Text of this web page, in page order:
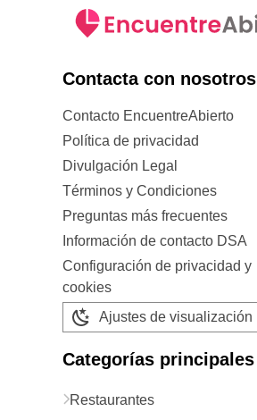
Contacta con nosotros
Contacto EncuentreAbierto
Política de privacidad
Divulgación Legal
Términos y Condiciones
Preguntas más frecuentes
Información de contacto DSA
Configuración de privacidad y
cookies
Ajustes de visualización
Categorías principales
Restaurantes